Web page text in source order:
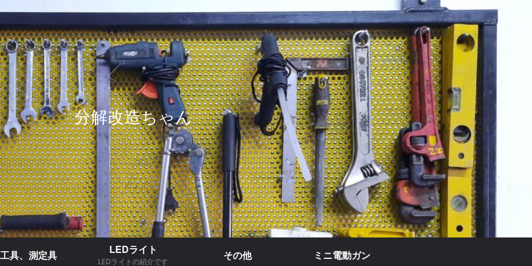
分解改造ちゃん
工具、測定具 LEDライト
LEDライトの紹介です その他 ミニ電動ガン